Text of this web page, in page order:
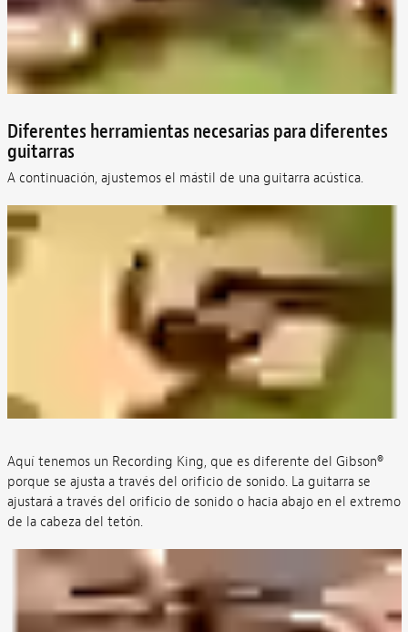
Diferentes herramientas necesarias para diferentes
guitarras
A continuación, ajustemos el mástil de una guitarra acústica.
Aquí tenemos un Recording King, que es diferente del Gibson®
porque se ajusta a través del orificio de sonido. La guitarra se
ajustará a través del orificio de sonido o hacia abajo en el extremo
de la cabeza del tetón.